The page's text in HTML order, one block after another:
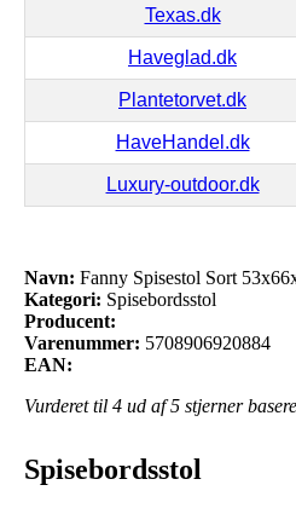
Texas.dk
Haveglad.dk
Plantetorvet.dk
HaveHandel.dk
Luxury-outdoor.dk
Navn: Fanny Spisestol Sort
Kategori: Spisebordsstol
Producent:
Varenummer: 5708906920884
EAN:
Vurderet til 4 ud af 5 stjerner
Spisebordsstol